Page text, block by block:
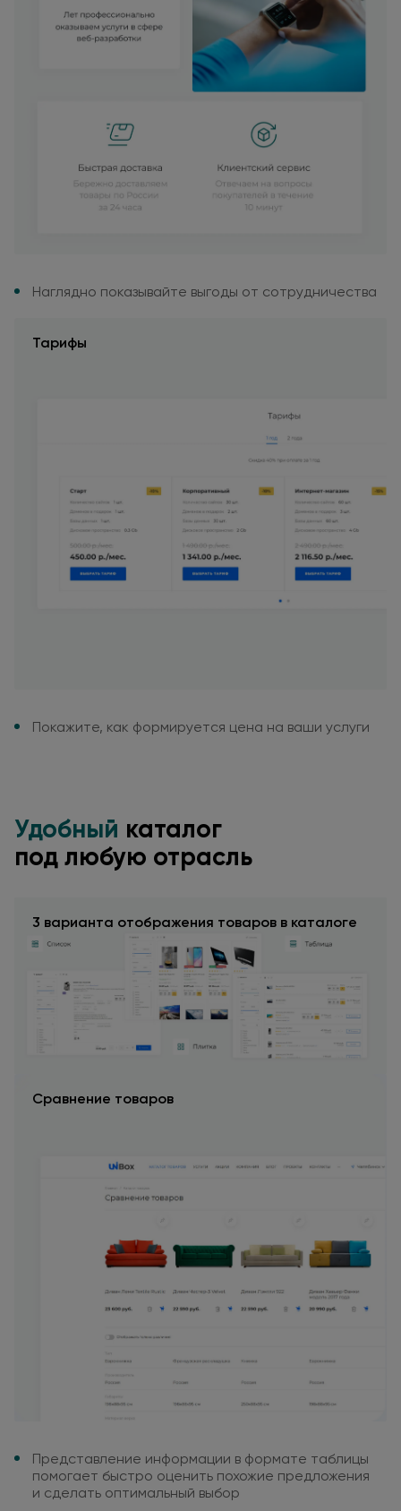
Наглядно показывайте выгоды от сотрудничества
Тарифы
Покажите, как формируется цена на ваши услуги
Удобный каталог
под любую отрасль
3 варианта отображения товаров в каталоге
Сравнение товаров
Представление информации в формате таблицы
помогает быстро оценить похожие предложения
и сделать оптимальный выбор